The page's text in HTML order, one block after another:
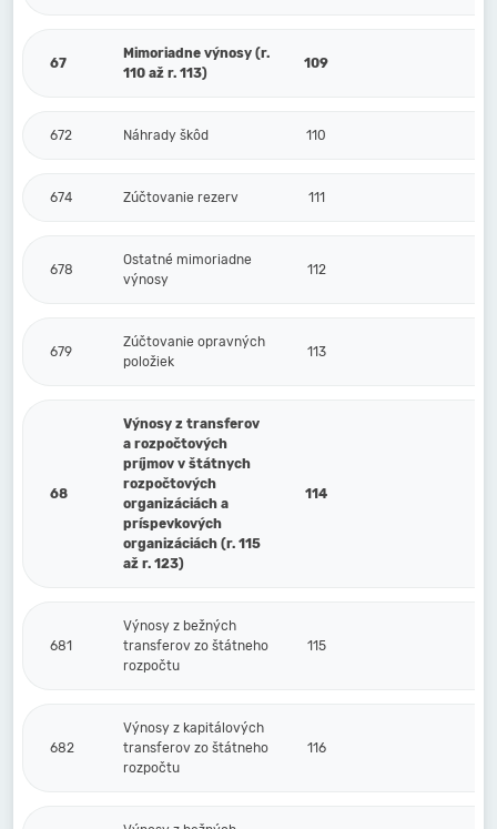
67
Mimoriadne výnosy (r.
110 až r. 113)
109
672 Náhrady škôd 110
674 Zúčtovanie rezerv 111
678
Ostatné mimoriadne
výnosy
112
679
Zúčtovanie opravných
položiek
113
68
Výnosy z transferov
a rozpočtových
príjmov v štátnych
rozpočtových
organizáciách a
príspevkových
organizáciách (r. 115
až r. 123)
114
681
Výnosy z bežných
transferov zo štátneho
rozpočtu
115
682
Výnosy z kapitálových
transferov zo štátneho
rozpočtu
116